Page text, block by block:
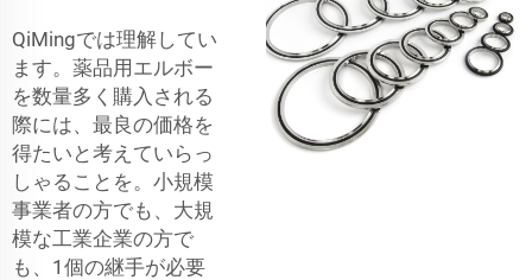
QiMingでは理解してい
ます。薬品用エルボー
を数量多く購入される
際には、最良の価格を
得たいと考えていらっ
しゃることを。小規模
事業者の方でも、大規
模な工業企業の方で
も、1個の継手が必要